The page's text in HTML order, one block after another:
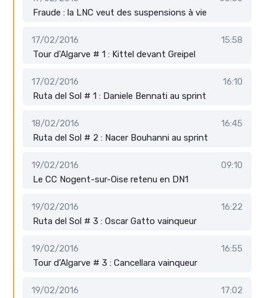
Fraude : la LNC veut des suspensions à vie
17/02/2016
15:58
Tour d'Algarve # 1 : Kittel devant Greipel
17/02/2016
16:10
Ruta del Sol # 1 : Daniele Bennati au sprint
18/02/2016
16:45
Ruta del Sol # 2 : Nacer Bouhanni au sprint
19/02/2016
09:10
Le CC Nogent-sur-Oise retenu en DN1
19/02/2016
16:22
Ruta del Sol # 3 : Oscar Gatto vainqueur
19/02/2016
16:55
Tour d’Algarve # 3 : Cancellara vainqueur
19/02/2016 17:02